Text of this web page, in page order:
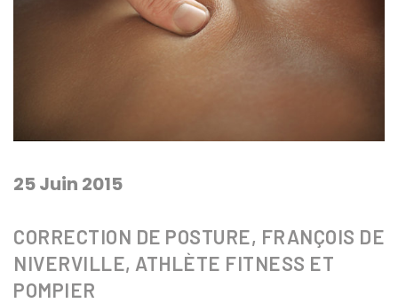
25 Juin 2015
CORRECTION DE POSTURE, FRANÇOIS DE
NIVERVILLE, ATHLÈTE FITNESS ET
POMPIER